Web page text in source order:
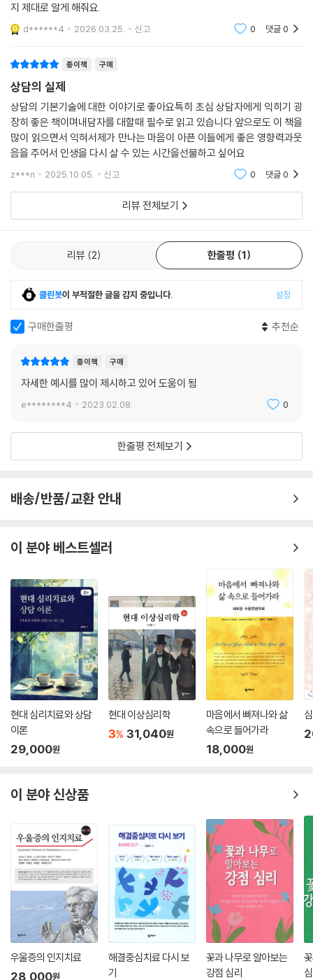
지 제대로 알게 해줘요.
d******4 2026.03.25. 신고 0 댓글0
종이책 구매
상담의 실제
상담의 기본기술에 대한 이야기로 좋아요특히 초심 상담자에게 익히기 굉
장히 좋은 책이며내담자를 대할때 필수로 읽고 있습니다.앞으로도 이 책을
많이 읽으면서 익혀서제가 만나는 마음이 아픈 이들에게 좋은 영향력과웃
음을 주어서 인생을 다시 살 수 있는 시간을선물하고 싶어요
z***n 2025.10.05. 신고 0 댓글0
리뷰 전체보기
리뷰 2 한줄평 1
클린봇이 부적절한 글을 감지 중입니다. 설정
구매한줄평 추천순
종이책 구매
자세한 예시를 많이 제시하고 있어 도움이 됨
e********4 2023.02.08. 0
한줄평 전체보기
배송/반품/교환 안내
이 분야 베스트셀러
현대 심리치료와 상담
이론
29,000원
현대 이상심리학
3% 31,040원
마음에서 빠져나와 삶
속으로 들어가라
18,000원
이 분야 신상품
우울증의 인지치료
28,000원
해결중심치료 다시 보
기
꽃과 나무로 알아보는
강점 심리